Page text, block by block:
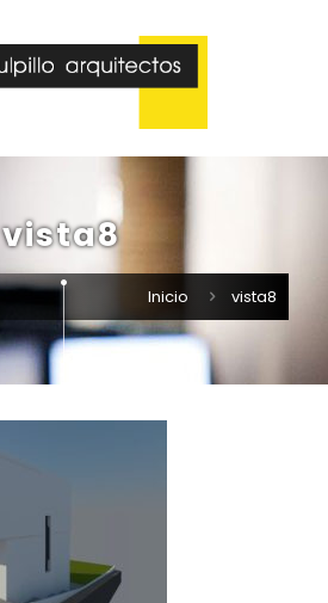
vista8
Inicio vista8